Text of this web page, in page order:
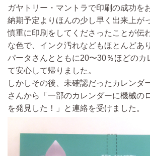
ガヤトリー・マントラで印刷の成功を
納期予定よりほんの少し早く出来上が
慎重に印刷をしてくださったことが伝
な色で、インク汚れなどもほとんどあ
パータさんとともに20〜30％ほどのカ
て安心して帰りました。
しかしその後、未確認だったカレンダ
さんから「一部のカレンダーに機械の
を発見した！」と連絡を受けました。